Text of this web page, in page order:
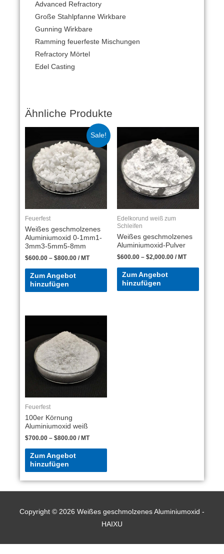
Advanced Refractory
Große Stahlpfanne Wirkbare
Gunning Wirkbare
Ramming feuerfeste Mischungen
Refractory Mörtel
Edel Casting
Ähnliche Produkte
Sale!
Feuerfest
Weißes geschmolzenes
Aluminiumoxid 0-1mm1-
3mm3-5mm5-8mm
$600.00 – $800.00 / MT
Zum Angebot
hinzufügen
Edelkorund weiß zum
Schleifen
Weißes geschmolzenes
Aluminiumoxid-Pulver
$600.00 – $2,000.00 / MT
Zum Angebot
hinzufügen
Feuerfest
100er Körnung
Aluminiumoxid weiß
$700.00 – $800.00 / MT
Zum Angebot
hinzufügen
Copyright © 2026 Weißes geschmolzenes Aluminiumoxid -
HAIXU